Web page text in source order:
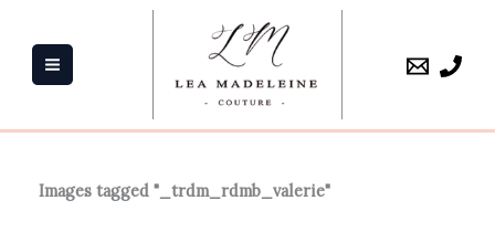
contenu
Images tagged "_trdm_rdmb_valerie"